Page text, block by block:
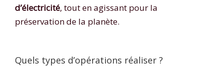
d’électricité, tout en agissant pour la
préservation de la planète.
Quels types d’opérations réaliser ?